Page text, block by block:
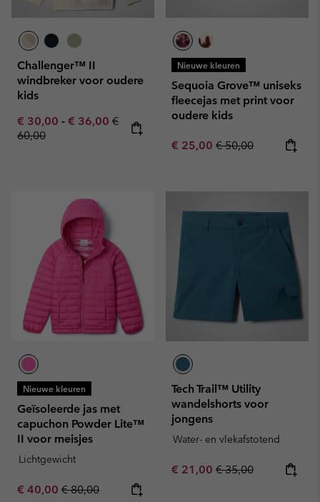
Challenger™ II
windbreker voor oudere
kids
Minimum sale price:
€ 30,00 - Maximum sale price:
€ 36,00 Regular price:
€
60,00
Nieuwe kleuren
Sequoia Grove™ uniseks
fleecejas met print voor
oudere kids
Sale price:
€ 25,00 Regular price:
€ 50,00
Nieuwe kleuren
Geïsoleerde jas met
capuchon Powder Lite™
II voor meisjes
Lichtgewicht
Sale price:
€ 40,00 Regular price:
€ 80,00
Tech Trail™ Utility
wandelshorts voor
jongens
Water- en vlekafstotend
Sale price:
€ 21,00 Regular price:
€ 35,00